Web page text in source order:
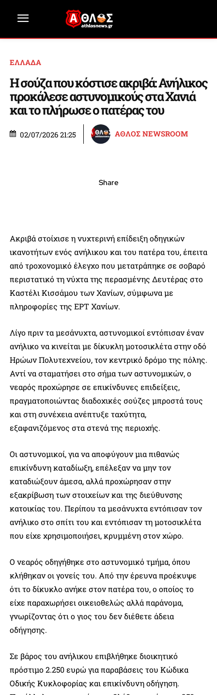
ΕΛΛΑΔΑ
Η σούζα που κόστισε ακριβά: Ανήλικος
προκάλεσε αστυνομικούς στα Χανιά
και το πλήρωσε ο πατέρας του
02/07/2026 21:25 ΑΘΛΟΣ NEWSROOM
Share
Ακριβά στοίχισε η νυχτερινή επίδειξη οδηγικών
ικανοτήτων ενός ανήλικου και του πατέρα του, έπειτα
από τροχονομικό έλεγχο που μετατράπηκε σε σοβαρό
περιστατικό τη νύχτα της περασμένης Δευτέρας στο
Καστέλι Κισσάμου των Χανίων, σύμφωνα με
πληροφορίες της ΕΡΤ Χανίων.
Λίγο πριν τα μεσάνυχτα, αστυνομικοί εντόπισαν έναν
ανήλικο να κινείται με δίκυκλη μοτοσικλέτα στην οδό
Ηρώων Πολυτεχνείου, τον κεντρικό δρόμο της πόλης.
Αντί να σταματήσει στο σήμα των αστυνομικών, ο
νεαρός προχώρησε σε επικίνδυνες επιδείξεις,
πραγματοποιώντας διαδοχικές σούζες μπροστά τους
και στη συνέχεια ανέπτυξε ταχύτητα,
εξαφανιζόμενος στα στενά της περιοχής.
Οι αστυνομικοί, για να αποφύγουν μια πιθανώς
επικίνδυνη καταδίωξη, επέλεξαν να μην τον
καταδιώξουν άμεσα, αλλά προχώρησαν στην
εξακρίβωση των στοιχείων και της διεύθυνσης
κατοικίας του. Περίπου τα μεσάνυχτα εντόπισαν τον
ανήλικο στο σπίτι του και εντόπισαν τη μοτοσικλέτα
που είχε χρησιμοποιήσει, κρυμμένη στον χώρο.
Ο νεαρός οδηγήθηκε στο αστυνομικό τμήμα, όπου
κλήθηκαν οι γονείς του. Από την έρευνα προέκυψε
ότι το δίκυκλο ανήκε στον πατέρα του, ο οποίος το
είχε παραχωρήσει οικειοθελώς αλλά παράνομα,
γνωρίζοντας ότι ο γιος του δεν διέθετε άδεια
οδήγησης.
Σε βάρος του ανήλικου επιβλήθηκε διοικητικό
πρόστιμο 2.250 ευρώ για παραβάσεις του Κώδικα
Οδικής Κυκλοφορίας και επικίνδυνη οδήγηση.